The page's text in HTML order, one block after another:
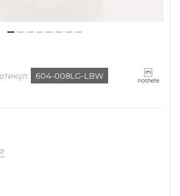
604-008LG-LBW